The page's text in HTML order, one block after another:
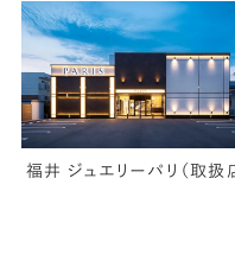
福井 ジュエリーパリ（取扱